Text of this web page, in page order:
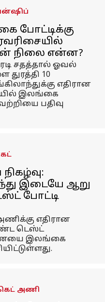
போட்டிக்கு
நிலை என்ன?
சதத்தால் ஓவல்
10
எதிரான
இலங்கை
பதிவு
இடையே ஆறு
போட்டி
அணிக்கு எதிரான
டெஸ்ட்
இலங்கை
அணி